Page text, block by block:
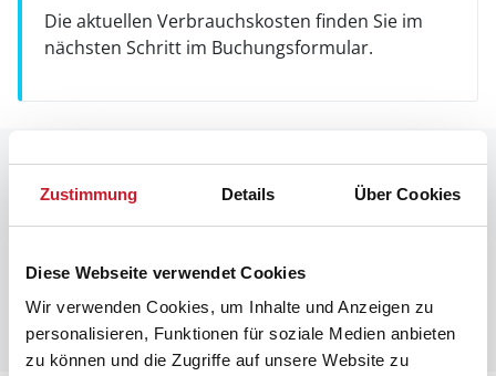
Zustimmung Details Über Cookies
Diese Webseite verwendet Cookies
Wir verwenden Cookies, um Inhalte und Anzeigen zu
personalisieren, Funktionen für soziale Medien anbieten
zu können und die Zugriffe auf unsere Website zu
Die aktuellen Verbrauchskosten finden Sie im
nächsten Schritt im Buchungsformular.
Raumaufteilung